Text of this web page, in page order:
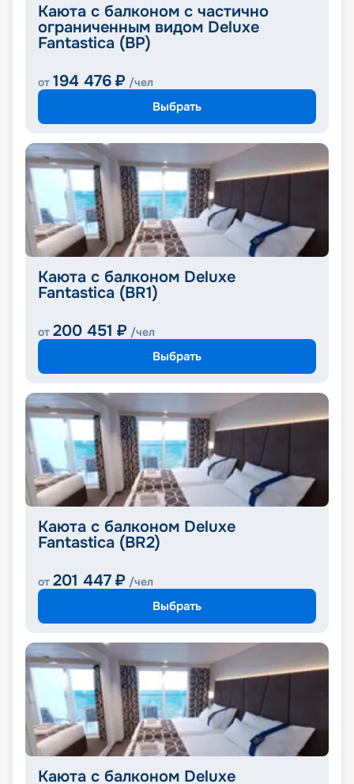
Каюта с балконом с частично
ограниченным видом Deluxe
Fantastica (BP)
от 194 476 ₽ /чел
Выбрать
Каюта с балконом Deluxe
Fantastica (BR1)
от 200 451 ₽ /чел
Выбрать
Каюта с балконом Deluxe
Fantastica (BR2)
от 201 447 ₽ /чел
Выбрать
Каюта с балконом Deluxe